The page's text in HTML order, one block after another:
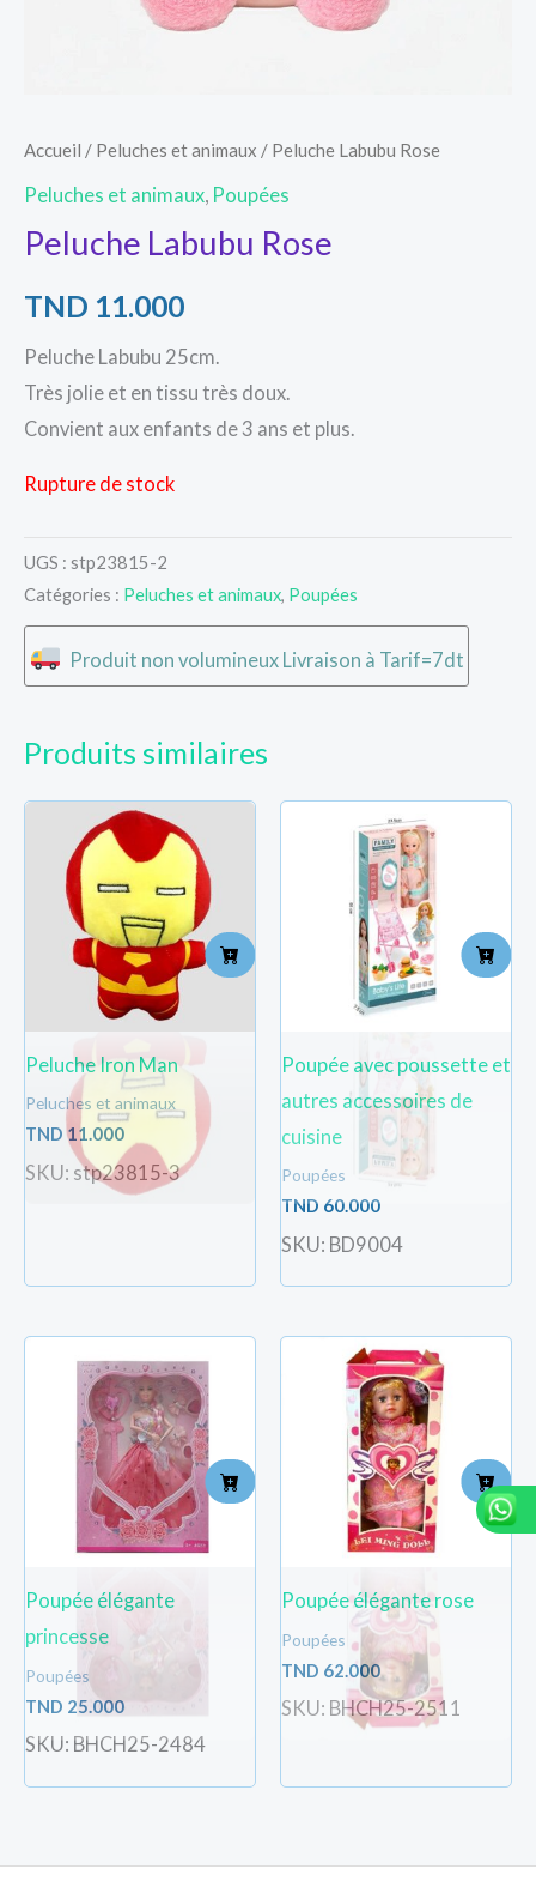
Accueil / Peluches et animaux / Peluche Labubu Rose
Peluches et animaux Poupées
Peluche Labubu Rose
TND 11.000
Peluche Labubu 25cm.
Très jolie et en tissu très doux.
Convient aux enfants de 3 ans et plus.
Rupture de stock
UGS : stp23815-2
Catégories : Peluches et animaux, Poupées
Produit non volumineux Livraison à Tarif=7dt
Produits similaires
Peluche Iron Man
Peluches et animaux
TND11.000
SKU: stp23815-3
Poupée avec poussette et
autres accessoires de
cuisine
Poupées
TND 60.000
SKU: BD9004
Poupée élégante
princesse
Poupées
TND 25.000
SKU: BHCH25-2484
Poupée élégante rose
Poupées
TND 62.000
SKU: BHCH25-2511